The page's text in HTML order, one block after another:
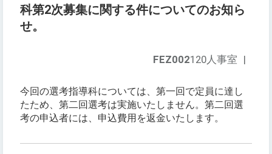
科第2次募集に関する件についてのお知ら
せ。
FEZ002120人事室 |
今回の選考指導科については、第一回で定員に達し
たため、第二回選考は実施いたしません。第二回選
考の申込者には、申込費用を返金いたします。